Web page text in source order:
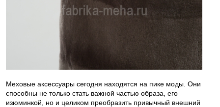
Меховые аксессуары сегодня находятся на пике моды. Они
способны не только стать важной частью образа, его
изюминкой, но и целиком преобразить привычный внешний